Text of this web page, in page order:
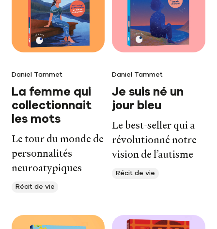
Daniel Tammet
La femme qui
collectionnait
les mots
Le tour du monde de
personnalités
neuroatypiques
Récit de vie
Daniel Tammet
Je suis né un
jour bleu
Le best-seller qui a
révolutionné notre
vision de l’autisme
Récit de vie